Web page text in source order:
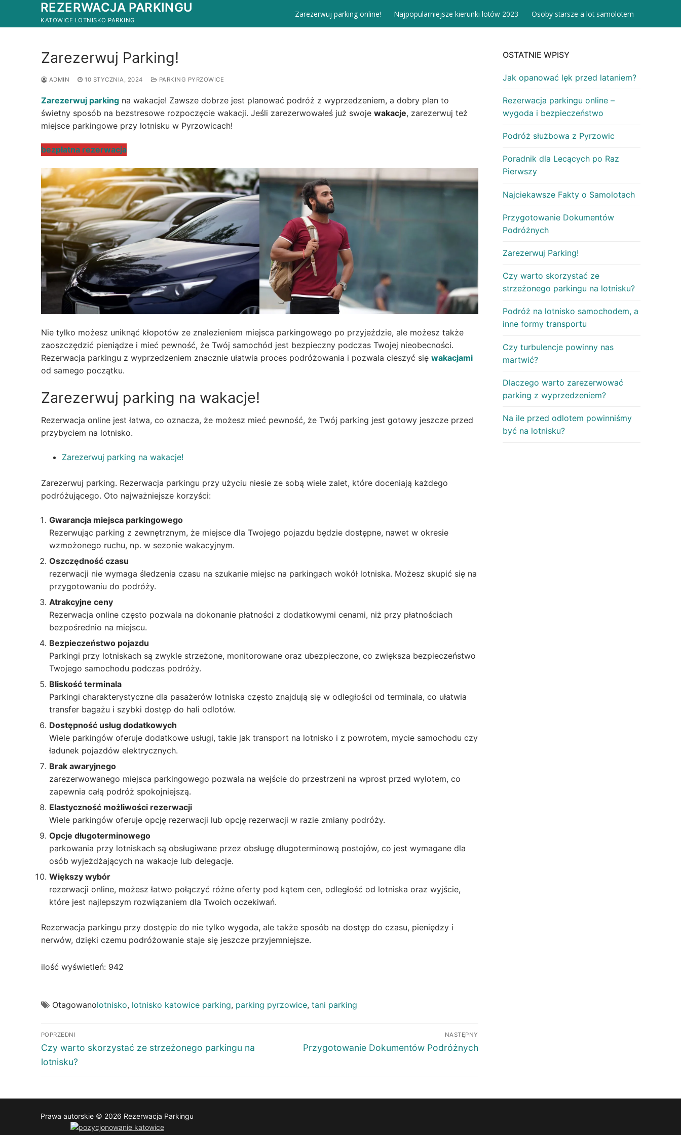
REZERWACJA PARKINGU
KATOWICE LOTNISKO PARKING
Zarezerwuj parking online! Najpopularniejsze kierunki lotów 2023 Osoby starsze a lot samolotem
Zarezerwuj Parking!
ADMIN 10 STYCZNIA, 2024 PARKING PYRZOWICE
Zarezerwuj parkingna wakacje! Zawsze dobrze jest planować podróż z wyprzedzeniem, a dobry plan to
świetny sposób na bezstresowe rozpoczęcie wakacji. Jeśli zarezerwowałeś już swoje wakacje, zarezerwuj też
miejsce parkingowe przy lotnisku w Pyrzowicach!
bezpłatna rezerwacja
Nie tylko możesz uniknąć kłopotów ze znalezieniem miejsca parkingowego po przyjeździe, ale możesz także
zaoszczędzić pieniądze i mieć pewność, że Twój samochód jest bezpieczny podczas Twojej nieobecności.
Rezerwacja parkingu z wyprzedzeniem znacznie ułatwia proces podróżowania i pozwala cieszyć się wakacjami
od samego początku.
Zarezerwuj parking na wakacje!
Rezerwacja online jest łatwa, co oznacza, że ​​możesz mieć pewność, że Twój parking jest gotowy jeszcze przed
przybyciem na lotnisko.
Zarezerwuj parking na wakacje!
Zarezerwuj parking. Rezerwacja parkingu przy użyciu niesie ze sobą wiele zalet, które doceniają każdego
podróżującego. Oto najważniejsze korzyści:
Gwarancja miejsca parkingowego
Rezerwując parking z zewnętrznym, że miejsce dla Twojego pojazdu będzie dostępne, nawet w okresie
wzmożonego ruchu, np. w sezonie wakacyjnym.
Oszczędność czasu
rezerwacji nie wymaga śledzenia czasu na szukanie miejsc na parkingach wokół lotniska. Możesz skupić się na
przygotowaniu do podróży.
Atrakcyjne ceny
Rezerwacja online często pozwala na dokonanie płatności z dodatkowymi cenami, niż przy płatnościach
bezpośrednio na miejscu.
Bezpieczeństwo pojazdu
Parkingi przy lotniskach są zwykle strzeżone, monitorowane oraz ubezpieczone, co zwiększa bezpieczeństwo
Twojego samochodu podczas podróży.
Bliskość terminala
Parkingi charakterystyczne dla pasażerów lotniska często znajdują się w odległości od terminala, co ułatwia
transfer bagażu i szybki dostęp do hali odlotów.
Dostępność usług dodatkowych
Wiele parkingów oferuje dodatkowe usługi, takie jak transport na lotnisko i z powrotem, mycie samochodu czy
ładunek pojazdów elektrycznych.
Brak awaryjnego
zarezerwowanego miejsca parkingowego pozwala na wejście do przestrzeni na wprost przed wylotem, co
zapewnia całą podróż spokojniejszą.
Elastyczność możliwości rezerwacji
Wiele parkingów oferuje opcję rezerwacji lub opcję rezerwacji w razie zmiany podróży.
Opcje długoterminowego
parkowania przy lotniskach są obsługiwane przez obsługę długoterminową postojów, co jest wymagane dla
osób wyjeżdżających na wakacje lub delegacje.
Większy wybór
rezerwacji online, możesz łatwo połączyć różne oferty pod kątem cen, odległość od lotniska oraz wyjście,
które jest najlepszym rozwiązaniem dla Twoich oczekiwań.
Rezerwacja parkingu przy dostępie do nie tylko wygoda, ale także sposób na dostęp do czasu, pieniędzy i
nerwów, dzięki czemu podróżowanie staje się jeszcze przyjemniejsze.
ilość wyświetleń: 942
Otagowanolotnisko, lotnisko katowice parking, parking pyrzowice, tani parking
Nawigacja
wpisu
POPRZEDNI
Poprzedni
wpis:
Czy warto skorzystać ze strzeżonego parkingu na
lotnisku?
NASTĘPNY
Następny
Przygotowanie Dokumentów Podróżnych
OSTATNIE WPISY
Jak opanować lęk przed lataniem?
Rezerwacja parkingu online –
wygoda i bezpieczeństwo
Podróż służbowa z Pyrzowic
Poradnik dla Lecących po Raz
Pierwszy
Najciekawsze Fakty o Samolotach
Przygotowanie Dokumentów
Podróżnych
Zarezerwuj Parking!
Czy warto skorzystać ze
strzeżonego parkingu na lotnisku?
Podróż na lotnisko samochodem, a
inne formy transportu
Czy turbulencje powinny nas
martwić?
Dlaczego warto zarezerwować
parking z wyprzedzeniem?
Na ile przed odlotem powinniśmy
być na lotnisku?
Prawa autorskie © 2026 Rezerwacja Parkingu